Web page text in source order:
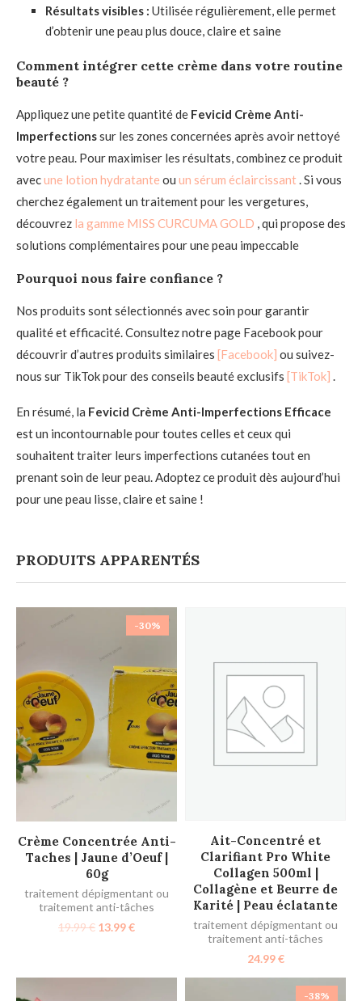
Résultats visibles : Utilisée régulièrement, elle permet
d’obtenir une peau plus douce, claire et saine
Comment intégrer cette crème dans votre routine
beauté ?
Appliquez une petite quantité de Fevicid Crème Anti-
Imperfectionssur les zones concernées après avoir nettoyé
votre peau. Pour maximiser les résultats, combinez ce produit
avecune lotion hydratante ou un sérum éclaircissant. Si vous
cherchez également un traitement pour les vergetures,
découvrez la gamme MISS CURCUMA GOLD , qui propose des
solutions complémentaires pour une peau impeccable
Pourquoi nous faire confiance ?
Nos produits sont sélectionnés avec soin pour garantir
qualité et efficacité. Consultez notre page Facebook pour
découvrir d’autres produits similaires [Facebook] ou suivez-
nous sur TikTok pour des conseils beauté exclusifs [TikTok] .
En résumé, la Fevicid Crème Anti-Imperfections Efficace
est un incontournable pour toutes celles et ceux qui
souhaitent traiter leurs imperfections cutanées tout en
prenant soin de leur peau. Adoptez ce produit dès aujourd’hui
pour une peau lisse, claire et saine !
PRODUITS APPARENTÉS
-30%
AJOUTER AU PANIER
Crème Concentrée Anti-
Taches | Jaune d’Oeuf |
60g
traitement dépigmentant ou
traitement anti-tâches
19.99€ 13.99€
AJOUTER AU PANIER
Ait-Concentré et
Clarifiant Pro White
Collagen 500ml |
Collagène et Beurre de
Karité | Peau éclatante
traitement dépigmentant ou
traitement anti-tâches
24.99€
-38%